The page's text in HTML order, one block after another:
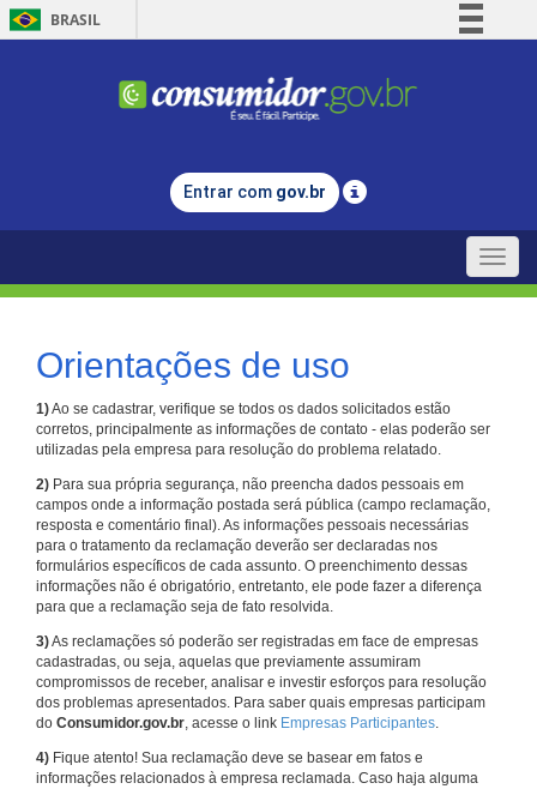
BRASIL
Comunica BR
Legislação
Entrar com gov.br
Toggle
Orientações de uso
1)Ao se cadastrar, verifique se todos os dados solicitados estão
corretos, principalmente as informações de contato - elas poderão ser
utilizadas pela empresa para resolução do problema relatado.
2) Para sua própria segurança, não preencha dados pessoais em
campos onde a informação postada será pública (campo reclamação,
resposta e comentário final). As informações pessoais necessárias
para o tratamento da reclamação deverão ser declaradas nos
formulários específicos de cada assunto. O preenchimento dessas
informações não é obrigatório, entretanto, ele pode fazer a diferença
para que a reclamação seja de fato resolvida.
3)As reclamações só poderão ser registradas em face de empresas
cadastradas, ou seja, aquelas que previamente assumiram
compromissos de receber, analisar e investir esforços para resolução
dos problemas apresentados. Para saber quais empresas participam
do Consumidor.gov.br, acesse o link Empresas Participantes.
4) Fique atento! Sua reclamação deve se basear em fatos e
informações relacionados à empresa reclamada. Caso haja alguma